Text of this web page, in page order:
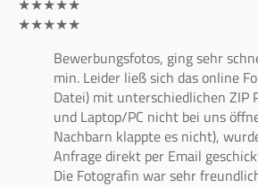
★★★★★
★★★★★
Bewerbungsfotos, ging sehr
min. Leider ließ sich das online
Datei) mit unterschiedlichen ZIP
und Laptop/PC nicht bei uns
Nachbarn klappte es nicht),
Anfrage direkt per Email
Die Fotografin war sehr